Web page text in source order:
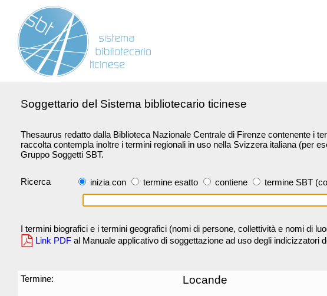
Soggettario del Sistema bibliotecario ticinese
Thesaurus redatto dalla Biblioteca Nazionale Centrale di Firenze contenente i
raccolta contempla inoltre i termini regionali in uso nella Svizzera italiana (per
Gruppo Soggetti SBT.
Ricerca inizia con termine esatto contiene termine SBT
I termini biografici e i termini geografici (nomi di persone, collettività e nomi di
Link PDF al Manuale applicativo di soggettazione ad uso degli indicizzatori
Termine: Locande